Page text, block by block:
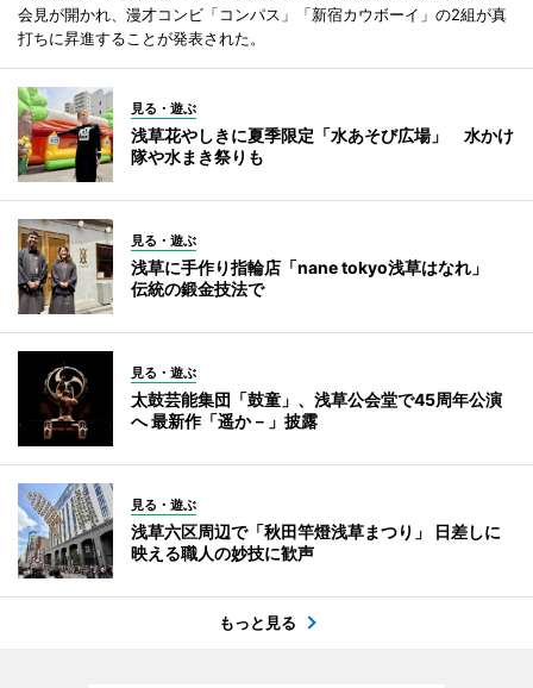
会見が開かれ、漫才コンビ「コンパス」「新宿カウボーイ」の2組が真
打ちに昇進することが発表された。
見る・遊ぶ
浅草花やしきに夏季限定「水あそび広場」 水かけ
隊や水まき祭りも
見る・遊ぶ
浅草に手作り指輪店「nane tokyo浅草はなれ」
伝統の鍛金技法で
見る・遊ぶ
太鼓芸能集団「鼓童」、浅草公会堂で45周年公演
へ 最新作「遥か－」披露
見る・遊ぶ
浅草六区周辺で「秋田竿燈浅草まつり」 日差しに
映える職人の妙技に歓声
もっと見る